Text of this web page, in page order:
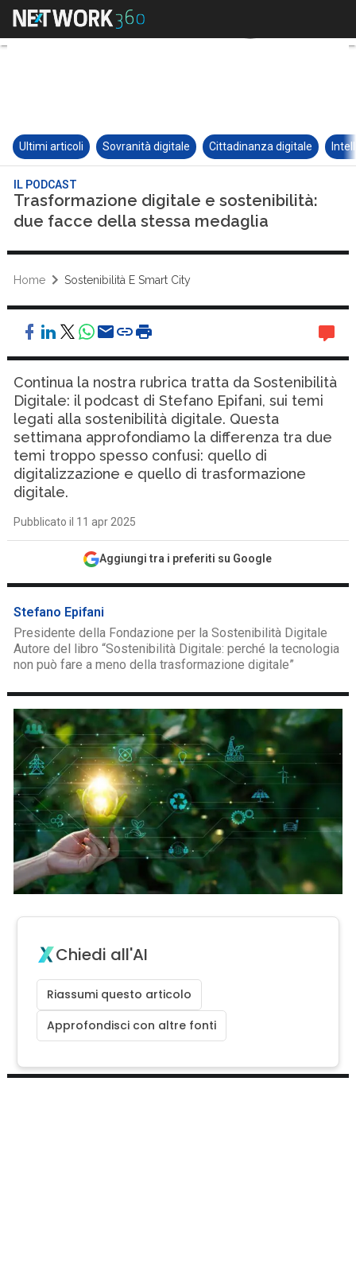
Ultimi articoli Sovranità digitale Cittadinanza digitale
IL PODCAST
Trasformazione digitale e sostenibilità:
due facce della stessa medaglia
Home Sostenibilità E Smart City
Continua la nostra rubrica tratta da Sostenibilità
Digitale: il podcast di Stefano Epifani, sui temi
legati alla sostenibilità digitale. Questa
settimana approfondiamo la differenza tra due
temi troppo spesso confusi: quello di
digitalizzazione e quello di trasformazione
digitale.
Pubblicato il 11 apr 2025
Aggiungi tra i preferiti su Google
Stefano Epifani
Presidente della Fondazione per la Sostenibilità Digitale
Autore del libro “Sostenibilità Digitale: perché la tecnologia
non può fare a meno della trasformazione digitale”
Chiedi all'AI
Riassumi questo articolo
Approfondisci con altre fonti